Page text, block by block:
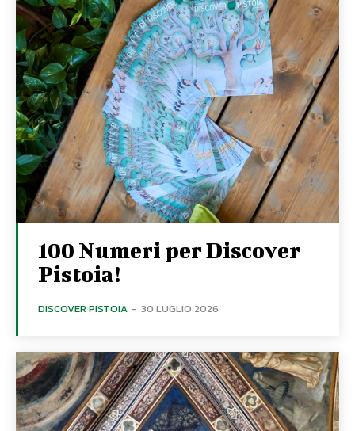
100 Numeri per Discover
Pistoia!
DISCOVER PISTOIA - 30 LUGLIO 2026